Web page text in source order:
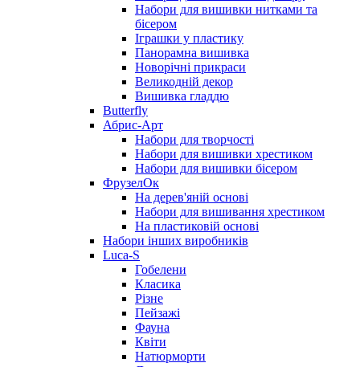
Набори для вишивки нитками та
бісером
Іграшки у пластику
Панорамна вишивка
Новорічні прикраси
Великодній декор
Вишивка гладдю
Butterfly
Абрис-Арт
Набори для творчості
Набори для вишивки хрестиком
Набори для вишивки бісером
ФрузелОк
На дерев'яній основі
Набори для вишивання хрестиком
На пластиковій основі
Набори інших виробників
Luca-S
Гобелени
Класика
Різне
Пейзажі
Фауна
Квіти
Натюрморти